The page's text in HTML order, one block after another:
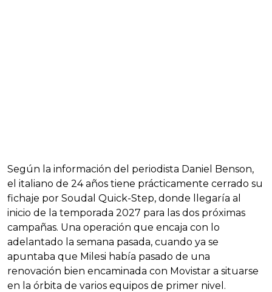
Según la información del periodista Daniel Benson,
el italiano de 24 años tiene prácticamente cerrado su
fichaje por Soudal Quick-Step, donde llegaría al
inicio de la temporada 2027 para las dos próximas
campañas. Una operación que encaja con lo
adelantado la semana pasada, cuando ya se
apuntaba que Milesi había pasado de una
renovación bien encaminada con Movistar a situarse
en la órbita de varios equipos de primer nivel.